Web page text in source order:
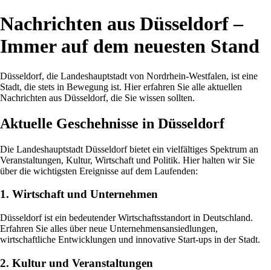
Nachrichten aus Düsseldorf –
Immer auf dem neuesten Stand
Düsseldorf, die Landeshauptstadt von Nordrhein-Westfalen, ist eine
Stadt, die stets in Bewegung ist. Hier erfahren Sie alle aktuellen
Nachrichten aus Düsseldorf, die Sie wissen sollten.
Aktuelle Geschehnisse in Düsseldorf
Die Landeshauptstadt Düsseldorf bietet ein vielfältiges Spektrum an
Veranstaltungen, Kultur, Wirtschaft und Politik. Hier halten wir Sie
über die wichtigsten Ereignisse auf dem Laufenden:
1. Wirtschaft und Unternehmen
Düsseldorf ist ein bedeutender Wirtschaftsstandort in Deutschland.
Erfahren Sie alles über neue Unternehmensansiedlungen,
wirtschaftliche Entwicklungen und innovative Start-ups in der Stadt.
2. Kultur und Veranstaltungen